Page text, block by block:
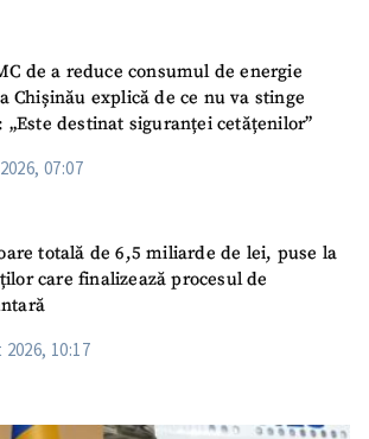
de a reduce consumul de energie
Chișinău explică de ce nu va stinge
destinat siguranței cetățenilor”
07:07
totală de 6,5 miliarde de lei, puse la
care finalizează procesul de
10:17